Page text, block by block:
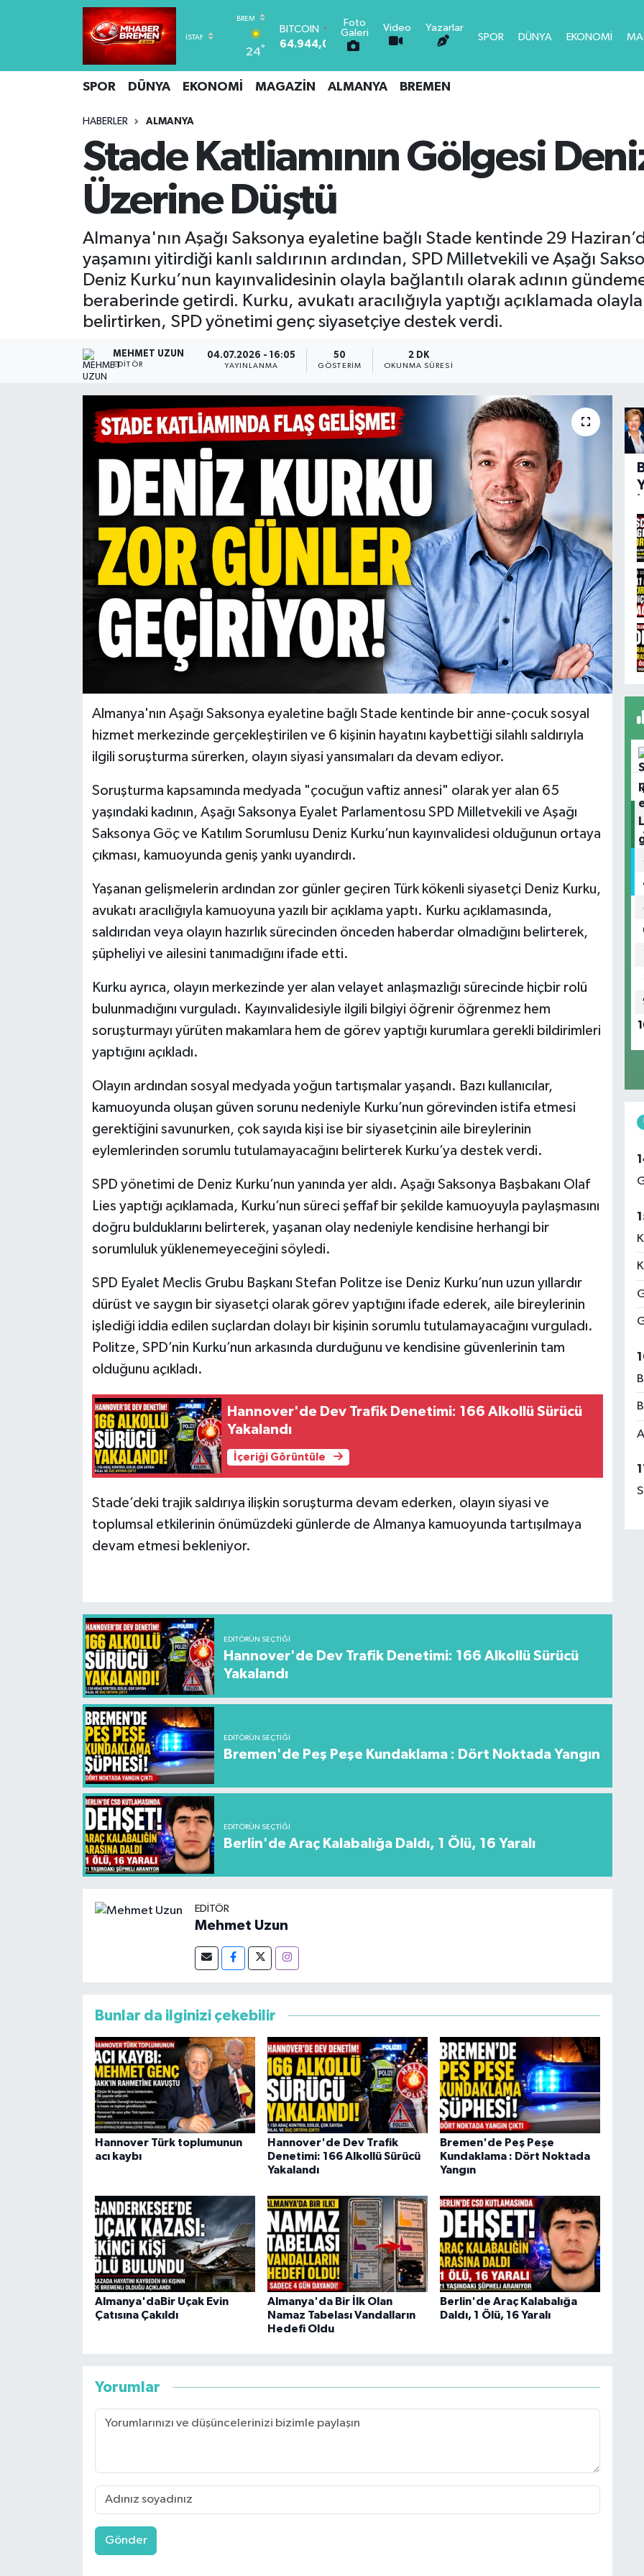
24°
DOLAR
47,7436
55,2510 0.32
STERLİN
BİST100
13.779
64.944,08
Foto
Galeri
Video
Yazarlar
SPOR
DÜNYA EKONOMİ
SPOR DÜNYA EKONOMİ MAGAZİN ALMANYA BREMEN
HABERLER ALMANYA
Stade Katliamının Gölgesi
Üzerine Düştü
Almanya'nın Aşağı Saksonya eyaletine bağlı Stade kentinde 29
yaşamını yitirdiği kanlı saldırının ardından, SPD Milletvekili ve Aşağı
Deniz Kurku’nun kayınvalidesinin olayla bağlantılı olarak adının
beraberinde getirdi. Kurku, avukatı aracılığıyla yaptığı açıklamada
belirtirken, SPD yönetimi genç siyasetçiye destek verdi.
MEHMET UZUN
EDITÖR
04.07.2026 - 16:05
YAYINLANMA
50
GÖSTERIM
2 DK
OKUNMA SÜRESI
Almanya'nın Aşağı Saksonya eyaletine bağlı Stade kentinde bir anne-çocuk sosyal
hizmet merkezinde gerçekleştirilen ve 6 kişinin hayatını kaybettiği silahlı saldırıyla
ilgili soruşturma sürerken, olayın siyasi yansımaları da devam ediyor.
Soruşturma kapsamında medyada "çocuğun vaftiz annesi" olarak yer alan 65
yaşındaki kadının, Aşağı Saksonya Eyalet Parlamentosu SPD Milletvekili ve Aşağı
Saksonya Göç ve Katılım Sorumlusu Deniz Kurku’nun kayınvalidesi olduğunun ortaya
çıkması, kamuoyunda geniş yankı uyandırdı.
Yaşanan gelişmelerin ardından zor günler geçiren Türk kökenli siyasetçi Deniz Kurku,
avukatı aracılığıyla kamuoyuna yazılı bir açıklama yaptı. Kurku açıklamasında,
saldırıdan veya olayın hazırlık sürecinden önceden haberdar olmadığını belirterek,
şüpheliyi ve ailesini tanımadığını ifade etti.
Kurku ayrıca, olayın merkezinde yer alan velayet anlaşmazlığı sürecinde hiçbir rolü
bulunmadığını vurguladı. Kayınvalidesiyle ilgili bilgiyi öğrenir öğrenmez hem
soruşturmayı yürüten makamlara hem de görev yaptığı kurumlara gerekli bildirimleri
yaptığını açıkladı.
Olayın ardından sosyal medyada yoğun tartışmalar yaşandı. Bazı kullanıcılar,
kamuoyunda oluşan güven sorunu nedeniyle Kurku’nun görevinden istifa etmesi
gerektiğini savunurken, çok sayıda kişi ise bir siyasetçinin aile bireylerinin
eylemlerinden sorumlu tutulamayacağını belirterek Kurku’ya destek verdi.
SPD yönetimi de Deniz Kurku’nun yanında yer aldı. Aşağı Saksonya Başbakanı Olaf
Lies yaptığı açıklamada, Kurku’nun süreci şeffaf bir şekilde kamuoyuyla paylaşmasını
doğru bulduklarını belirterek, yaşanan olay nedeniyle kendisine herhangi bir
sorumluluk yüklenemeyeceğini söyledi.
SPD Eyalet Meclis Grubu Başkanı Stefan Politze ise Deniz Kurku’nun uzun yıllardır
dürüst ve saygın bir siyasetçi olarak görev yaptığını ifade ederek, aile bireylerinin
işlediği iddia edilen suçlardan dolayı bir kişinin sorumlu tutulamayacağını vurguladı.
Politze, SPD’nin Kurku’nun arkasında durduğunu ve kendisine güvenlerinin tam
olduğunu açıkladı.
Hannover'de Dev Trafik Denetimi: 166 Alkollü Sürücü
Yakalandı
İçeriği Görüntüle
Stade’deki trajik saldırıya ilişkin soruşturma devam ederken, olayın siyasi ve
toplumsal etkilerinin önümüzdeki günlerde de Almanya kamuoyunda tartışılmaya
devam etmesi bekleniyor.
EDITÖRÜN SEÇTIĞI
Hannover'de Dev Trafik Denetimi: 166 Alkollü Sürücü
Yakalandı
EDITÖRÜN SEÇTIĞI
Bremen'de Peş Peşe Kundaklama : Dört Noktada Yangın
EDITÖRÜN SEÇTIĞI
Berlin'de Araç Kalabalığa Daldı, 1 Ölü, 16 Yaralı
EDITÖR
Mehmet Uzun
Bunlar da ilginizi çekebilir
Hannover Türk toplumunun
acı kaybı
Hannover'de Dev Trafik
Denetimi: 166 Alkollü Sürücü
Yakalandı
Bremen'de Peş Peşe
Kundaklama : Dört Noktada
Yangın
Almanya'daBir Uçak Evin
Çatısına Çakıldı
Almanya'da Bir İlk Olan
Namaz Tabelası Vandalların
Hedefi Oldu
Berlin'de Araç Kalabalığa
Daldı, 1 Ölü, 16 Yaralı
Yorumlar
Gönder
Hava Durumu
Trafik Durumu
Süper Lig Puan Durumu ve Fikstür
Tüm Manşetler
Son Dakika Haberleri
Haber Arşivi